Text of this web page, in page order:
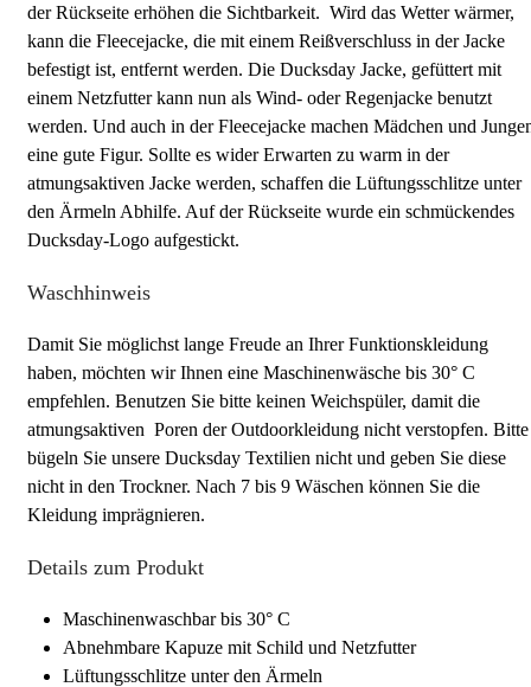
der Rückseite erhöhen die Sichtbarkeit. Wird das Wetter wärmer,
kann die Fleecejacke, die mit einem Reißverschluss in der Jacke
befestigt ist, entfernt werden. Die Ducksday Jacke, gefüttert mit
einem Netzfutter kann nun als Wind- oder Regenjacke benutzt
werden. Und auch in der Fleecejacke machen Mädchen und
eine gute Figur. Sollte es wider Erwarten zu warm in der
atmungsaktiven Jacke werden, schaffen die Lüftungsschlitze unter
den Ärmeln Abhilfe. Auf der Rückseite wurde ein schmückendes
Ducksday-Logo aufgestickt.
Waschhinweis
Damit Sie möglichst lange Freude an Ihrer Funktionskleidung
haben, möchten wir Ihnen eine Maschinenwäsche bis 30° C
empfehlen. Benutzen Sie bitte keinen Weichspüler, damit die
atmungsaktiven Poren der Outdoorkleidung nicht verstopfen. Bitte
bügeln Sie unsere Ducksday Textilien nicht und geben Sie diese
nicht in den Trockner. Nach 7 bis 9 Wäschen können Sie die
Kleidung imprägnieren.
Details zum Produkt
Maschinenwaschbar bis 30° C
Abnehmbare Kapuze mit Schild und Netzfutter
Lüftungsschlitze unter den Ärmeln